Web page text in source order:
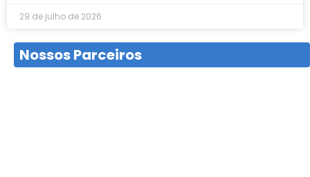
29 de julho de 2026
Nossos Parceiros